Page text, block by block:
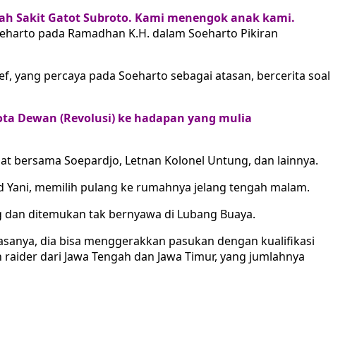
Sakit Gatot Subroto. Kami menengok anak kami.
pada Ramadhan K.H. dalam Soeharto Pikiran
yang percaya pada Soeharto sebagai atasan, bercerita soal
Dewan (Revolusi) ke hadapan yang mulia
bersama Soepardjo, Letnan Kolonel Untung, dan lainnya.
memilih pulang ke rumahnya jelang tengah malam.
ditemukan tak bernyawa di Lubang Buaya.
dia bisa menggerakkan pasukan dengan kualifikasi
dari Jawa Tengah dan Jawa Timur, yang jumlahnya